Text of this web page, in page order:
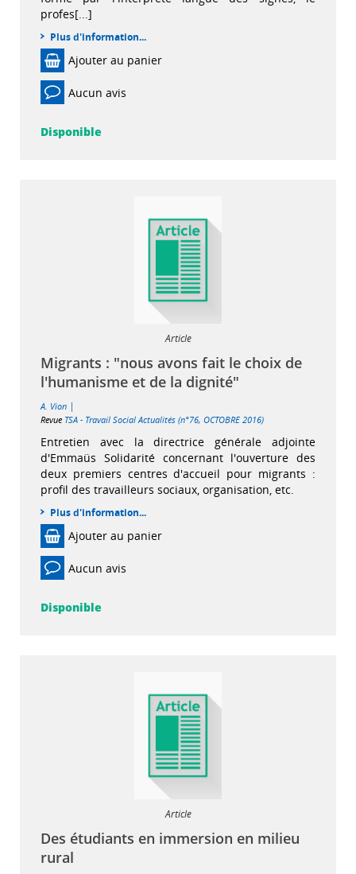
profes[...]
Plus d'information...
Ajouter au panier
Aucun avis
Disponible
Article
Migrants : "nous avons fait le choix de
l'humanisme et de la dignité"
A. Vion |
Revue TSA - Travail Social Actualités (n°76, OCTOBRE 2016)
Entretien avec la directrice générale adjointe
d'Emmaüs Solidarité concernant l'ouverture des
deux premiers centres d'accueil pour migrants :
profil des travailleurs sociaux, organisation, etc.
Plus d'information...
Ajouter au panier
Aucun avis
Disponible
Article
Des étudiants en immersion en milieu
rural